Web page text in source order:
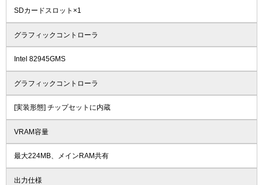
SDカードスロット×1
グラフィックコントローラ
Intel 82945GMS
グラフィックコントローラ
[実装形態] チップセットに内蔵
VRAM容量
最大224MB、メインRAM共有
出力仕様